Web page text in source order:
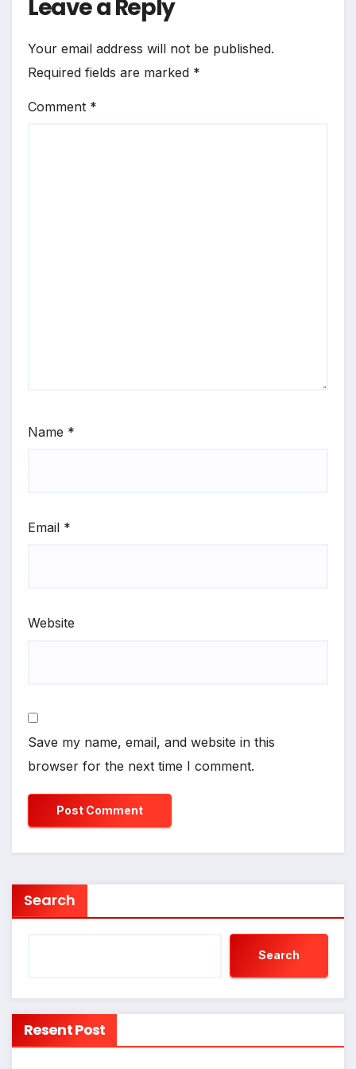
Leave a Reply
Your email address will not be published.
Required fields are marked *
Comment *
Name *
Email *
Website
Save my name, email, and website in this
browser for the next time I comment.
Search
Search
Resent Post